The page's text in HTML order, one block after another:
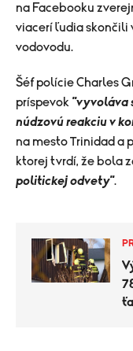
na Facebooku
viacerí ľudia skončili
vodovodu.
Šéf polície Charles
príspevok "vyvoláva
núdzovú reakciu v
na mesto Trinidad a
ktorej tvrdí, že bola
politickej odvety".